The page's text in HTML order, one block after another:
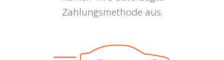
Zahlungsmethode aus.